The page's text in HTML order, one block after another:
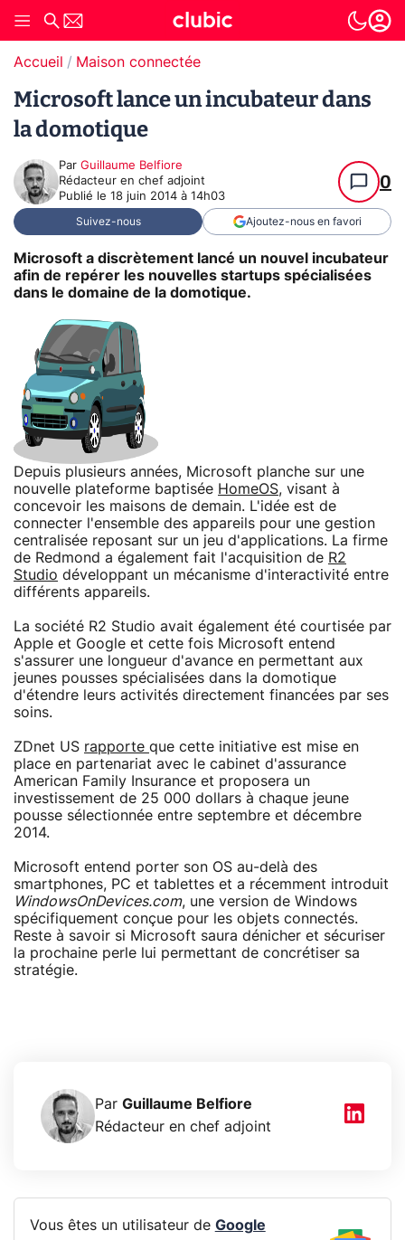
Accueil Maison connectée
Microsoft lance un incubateur dans
la domotique
Par Guillaume Belfiore
Rédacteur en chef adjoint
Publié le 18 juin 2014 à 14h03
0
Suivez-nous Ajoutez-nous en favori
Microsoft a discrètement lancé un nouvel incubateur
afin de repérer les nouvelles startups spécialisées
dans le domaine de la domotique.
Depuis plusieurs années, Microsoft planche sur une
nouvelle plateforme baptisée HomeOS, visant à
concevoir les maisons de demain. L'idée est de
connecter l'ensemble des appareils pour une gestion
centralisée reposant sur un jeu d'applications. La firme
de Redmond a également fait l'acquisition de R2
Studio développant un mécanisme d'interactivité entre
différents appareils.
La société R2 Studio avait également été courtisée par
Apple et Google et cette fois Microsoft entend
s'assurer une longueur d'avance en permettant aux
jeunes pousses spécialisées dans la domotique
d'étendre leurs activités directement financées par ses
soins.
ZDnet US rapporte que cette initiative est mise en
place en partenariat avec le cabinet d'assurance
American Family Insurance et proposera un
investissement de 25 000 dollars à chaque jeune
pousse sélectionnée entre septembre et décembre
2014.
Microsoft entend porter son OS au-delà des
smartphones, PC et tablettes et a récemment introduit
WindowsOnDevices.com, une version de Windows
spécifiquement conçue pour les objets connectés.
Reste à savoir si Microsoft saura dénicher et sécuriser
la prochaine perle lui permettant de concrétiser sa
stratégie.
Par Guillaume Belfiore
Rédacteur en chef adjoint
Vous êtes un utilisateur de Google